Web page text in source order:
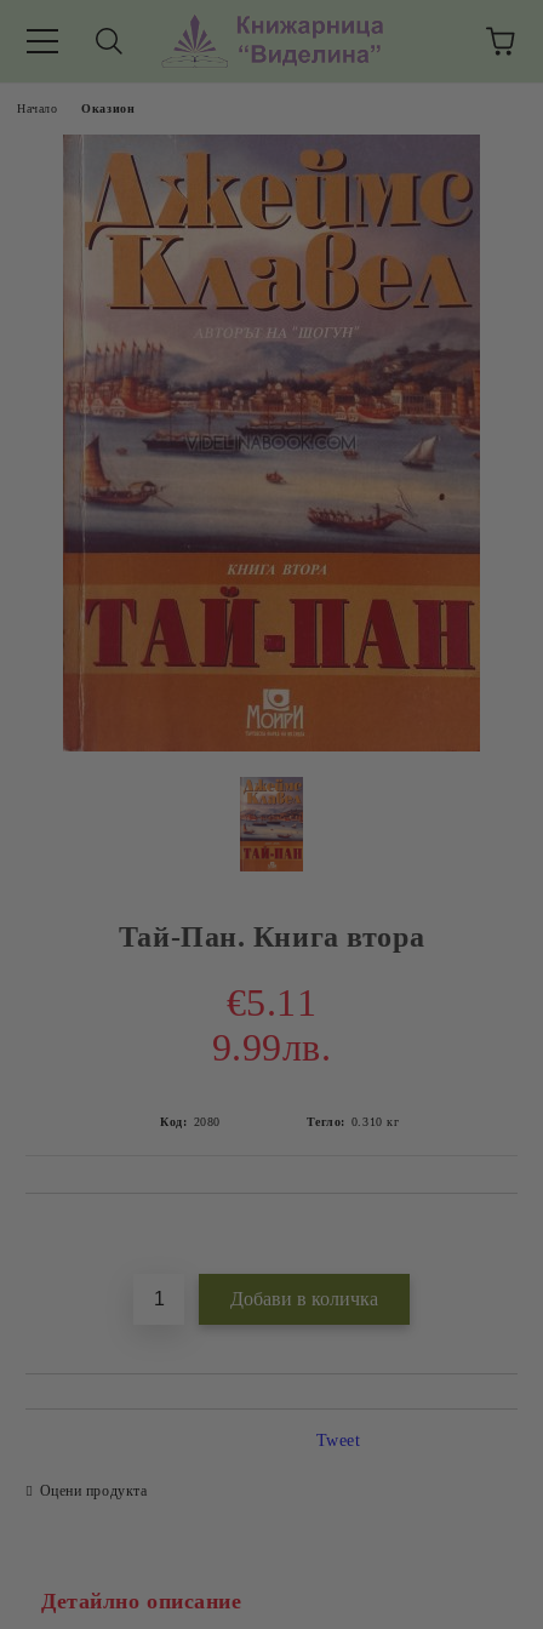
Начало Оказион
Тай-Пан. Книга втора
€5.11
9.99лв.
Код: 2080 Тегло: 0.310 кг
Оцени продукта
Tweet
Детайлно описание